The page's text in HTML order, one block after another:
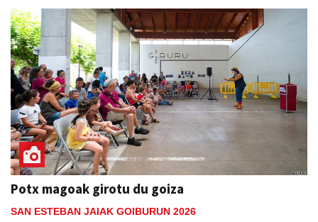
Potx magoak girotu du goiza
SAN ESTEBAN JAIAK GOIBURUN 2026